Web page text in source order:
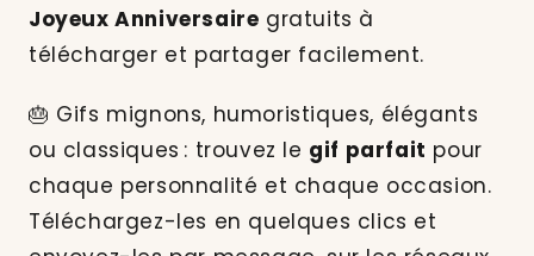
Joyeux Anniversaire gratuits à
télécharger et partager facilement.
🎂 Gifs mignons, humoristiques, élégants
ou classiques : trouvez le gif parfait pour
chaque personnalité et chaque occasion.
Téléchargez-les en quelques clics et